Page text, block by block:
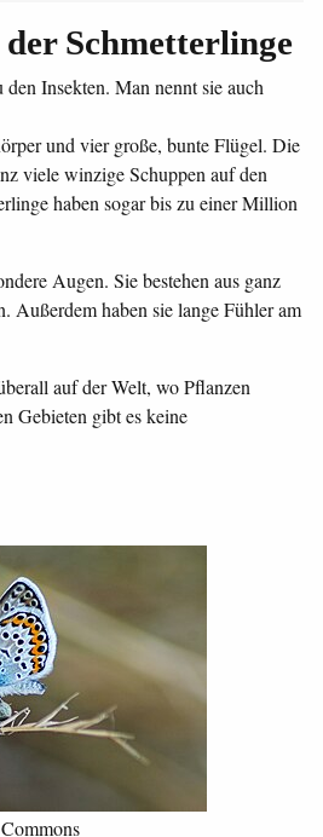
Schmetterlinge
Insekten. Man nennt sie auch
und vier große, bunte Flügel. Die
viele winzige Schuppen auf den
haben sogar bis zu einer Million
Augen. Sie bestehen aus ganz
Außerdem haben sie lange Fühler am
auf der Welt, wo Pflanzen
Gebieten gibt es keine